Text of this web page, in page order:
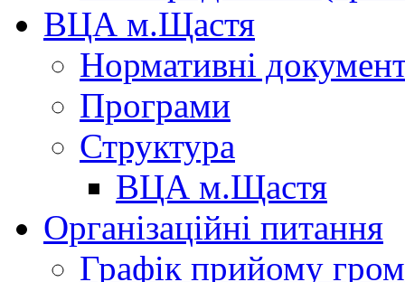
ВЦА м.Щастя
Нормативні
Програми
Структура
ВЦА м.Щастя
Організаційні питання
Графік прийому